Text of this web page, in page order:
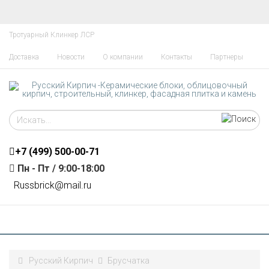
Тротуарный Клинкер ЛСР
Доставка Новости О компании Контакты Партнеры
+7 (499) 500-00-71
Пн - Пт / 9:00-18:00
Russbrick@mail.ru
Русский Кирпич
Брусчатка